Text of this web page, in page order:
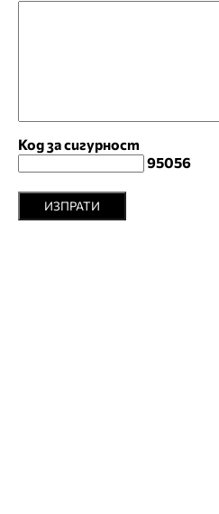
Код за сигурност
95056
ИЗПРАТИ